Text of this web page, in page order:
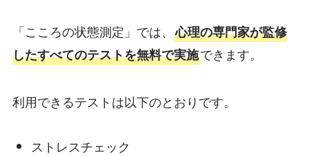
「こころの状態測定」では、 心理の専門家が監修
したすべてのテストを無料で実施できます。
利用できるテストは以下のとおりです。
ストレスチェック